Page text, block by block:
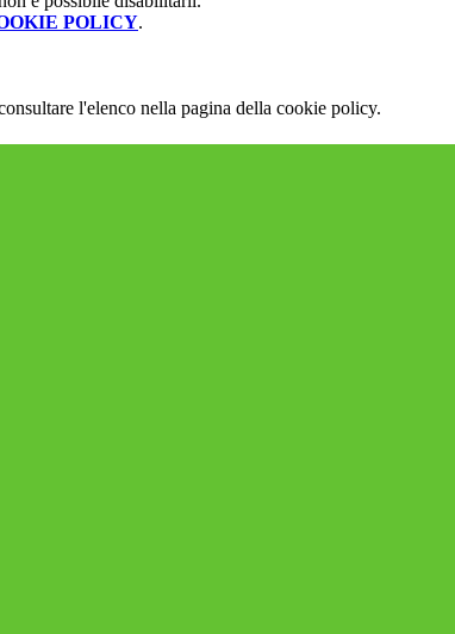
POLICY.
l'elenco nella pagina della cookie policy.